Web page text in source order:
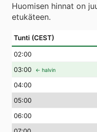
Huomisen hinnat on
etukäteen.
Tunti (CEST)
02:00
03:00 ← halvin
04:00
05:00
06:00